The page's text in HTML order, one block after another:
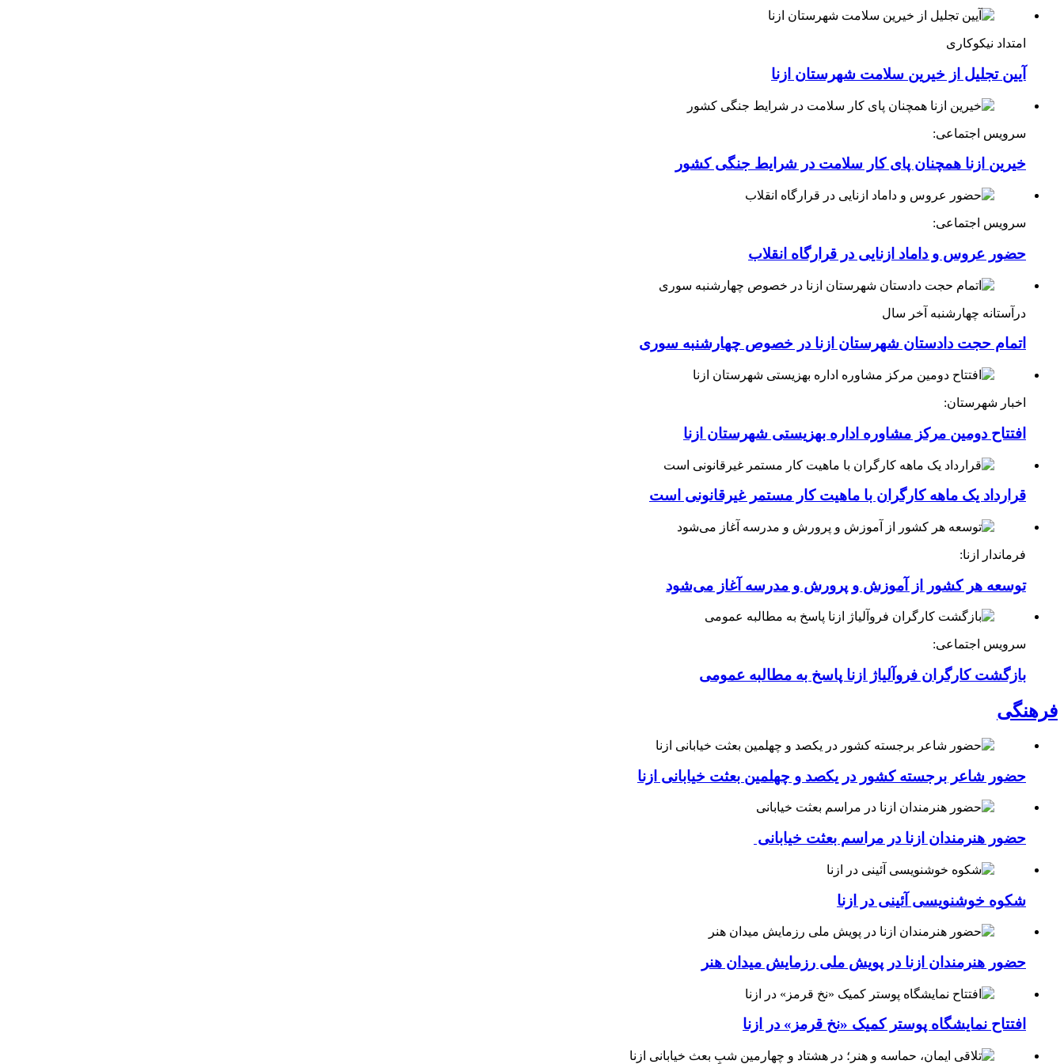
امتداد نیکوکاری
آیین تجلیل از خیرین سلامت شهرستان ازنا
سرویس اجتماعی:
خیرین ازنا همچنان پای کار سلامت در شرایط جنگی کشور
سرویس اجتماعی:
حضور عروس و داماد ازنایی در قرارگاه انقلاب
درآستانه چهارشنبه آخر سال
اتمام حجت دادستان شهرستان ازنا در خصوص چهارشنبه ‌سوری
اخبار شهرستان:
افتتاح دومین مرکز مشاوره اداره بهزیستی شهرستان ازنا
قرارداد یک ماهه کارگران با ماهیت کار مستمر غیرقانونی است
فرماندار ازنا:
توسعه هر کشور از آموزش و پرورش و مدرسه آغاز می‌شود
سرویس اجتماعی:
بازگشت کارگران فروآلیاژ ازنا پاسخ به مطالبه عمومی
فرهنگی
حضور شاعر برجسته کشور در یکصد و چهلمین بعثت خیابانی ازنا
حضور هنرمندان ازنا در مراسم بعثت خیابانی
شکوه خوشنویسی آئینی در ازنا
حضور هنرمندان ازنا در پویش ملی رزمایش میدان هنر
افتتاح نمایشگاه پوستر کمیک «نخ قرمز» در ازنا